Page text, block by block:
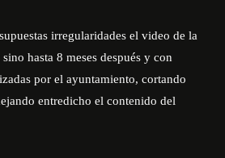
irregularidades el video de la
hasta 8 meses después y con
por el ayuntamiento, cortando
entredicho el contenido del